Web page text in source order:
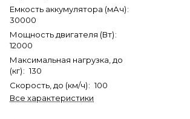
Емкость аккумулятора (мАч):
30000
Мощность двигателя (Вт):
12000
Максимальная нагрузка, до
(кг): 130
Скорость, до (км/ч): 100
Все характеристики